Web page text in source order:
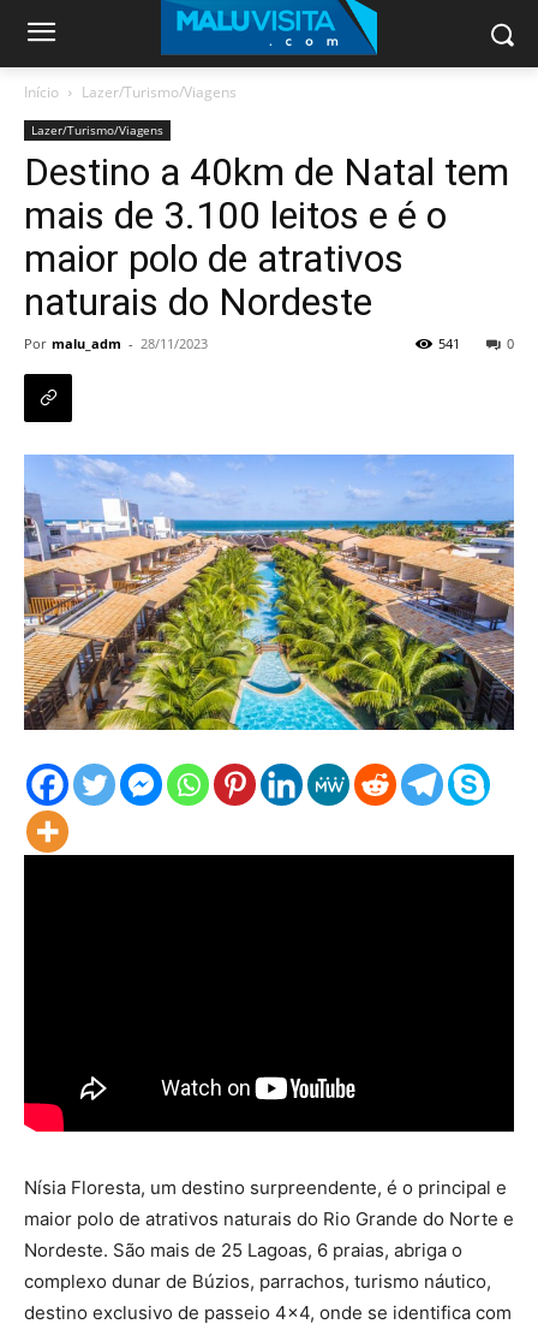
Início Lazer/Turismo/Viagens
Lazer/Turismo/Viagens
Destino a 40km de Natal tem
mais de 3.100 leitos e é o
maior polo de atrativos
naturais do Nordeste
Por malu_adm - 28/11/2023 0
541
Nísia Floresta, um destino surpreendente, é o principal e
maior polo de atrativos naturais do Rio Grande do Norte e
Nordeste. São mais de 25 Lagoas, 6 praias, abriga o
complexo dunar de Búzios, parrachos, turismo náutico,
destino exclusivo de passeio 4×4, onde se identifica com